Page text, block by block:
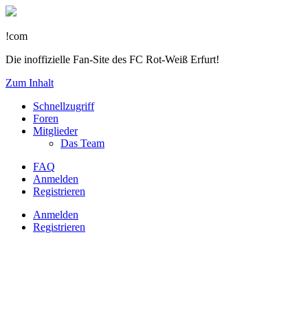
!com
Die inoffizielle Fan-Site des FC Rot-Weiß Erfurt!
Zum Inhalt
Schnellzugriff
Foren
Mitglieder
Das Team
FAQ
Anmelden
Registrieren
Anmelden
Registrieren